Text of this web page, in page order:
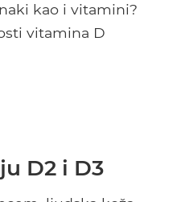
kao i vitamini?
vitamina D
D2 i D3